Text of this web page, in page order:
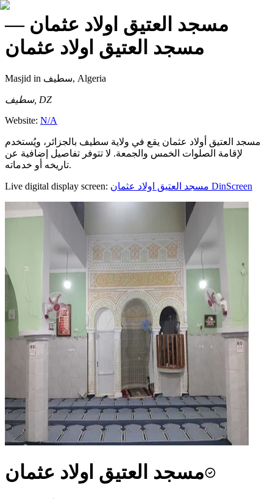
مسجد العتيق اولاد عثمان —
مسجد العتيق اولاد عثمان
Masjid in سطيف, Algeria
سطيف, DZ
Website: N/A
مسجد العتيق أولاد عثمان يقع في ولاية سطيف بالجزائر، ويُستخدم
لإقامة الصلوات الخمس والجمعة. لا تتوفر تفاصيل إضافية عن
تاريخه أو خدماته.
Live digital display screen: مسجد العتيق اولاد عثمان DinScreen
مسجد العتيق اولاد عثمان